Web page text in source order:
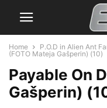
Home P.O.D in Alien Ant
(FOTO Mateja Gašperin) (10)
Payable On
Gašperin)